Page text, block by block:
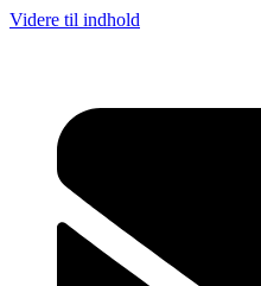
Videre til indhold